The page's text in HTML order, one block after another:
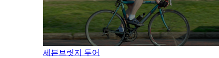
세븐브릿지 투어